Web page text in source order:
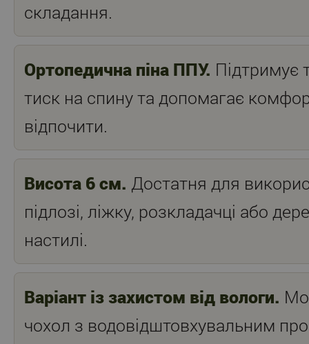
складання.
Ортопедична піна ППУ. Підтримує
тиск на спину та допомагає
відпочити.
Висота 6 см. Достатня для
підлозі, ліжку, розкладачці або
настилі.
Варіант із захистом від вологи.
чохол з водовідштовхувальним